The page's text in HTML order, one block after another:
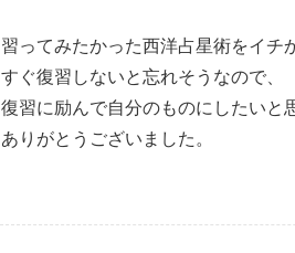
習ってみたかった西洋占星術をイチ
すぐ復習しないと忘れそうなので、
復習に励んで自分のものにしたいと
ありがとうございました。